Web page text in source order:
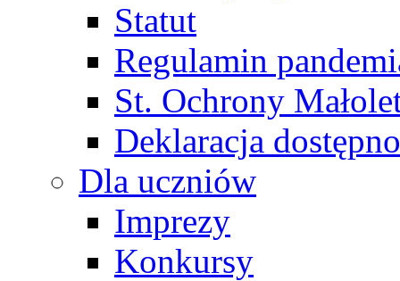
Statut
Regulamin
St. Ochrony
Deklaracja
Dla uczniów
Imprezy
Konkursy